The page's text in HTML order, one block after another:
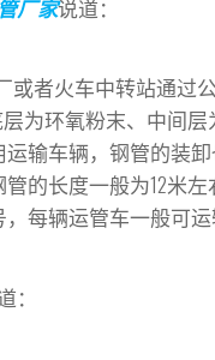
厂家说道：
或者火车中转站通
为环氧粉末、中间
输车辆，钢管的装
的长度一般为12米左
每辆运管车一般可运
：